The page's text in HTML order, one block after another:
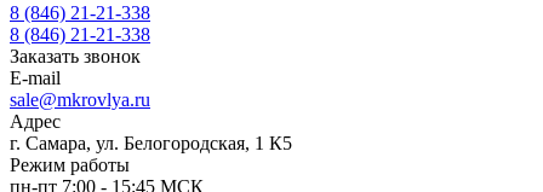
8 (846) 21-21-338
8 (846) 21-21-338
Заказать звонок
E-mail
sale@mkrovlya.ru
Адрес
г. Самара, ул. Белогородская, 1 К5
Режим работы
пн-пт 7:00 - 15:45 МСК